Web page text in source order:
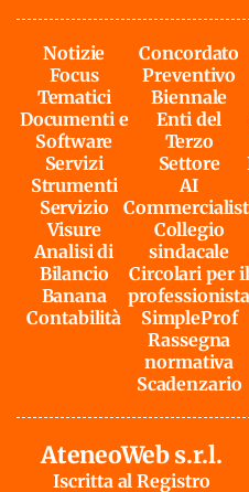
Notizie
Focus
Tematici
Documenti e
Software
Servizi
Strumenti
Servizio
Visure
Analisi di
Bilancio
Banana
Contabilità
Concordato
Preventivo
Biennale
Enti del
Terzo
Settore
AI
Collegio
sindacale
Circolari per il
professionista
SimpleProf
Rassegna
normativa
Scadenzario
AteneoWeb s.r.l.
Iscritta al Registro